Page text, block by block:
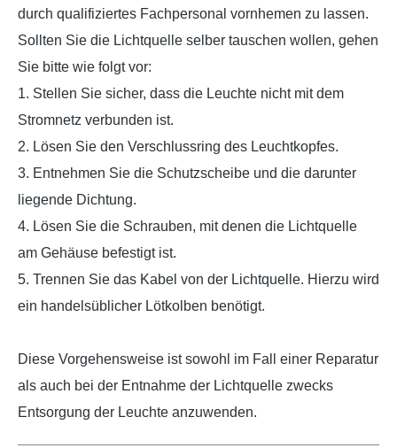
durch qualifiziertes Fachpersonal vornhemen zu lassen.
Sollten Sie die Lichtquelle selber tauschen wollen, gehen
Sie bitte wie folgt vor:
1. Stellen Sie sicher, dass die Leuchte nicht mit dem
Stromnetz verbunden ist.
2. Lösen Sie den Verschlussring des Leuchtkopfes.
3. Entnehmen Sie die Schutzscheibe und die darunter
liegende Dichtung.
4. Lösen Sie die Schrauben, mit denen die Lichtquelle
am Gehäuse befestigt ist.
5. Trennen Sie das Kabel von der Lichtquelle. Hierzu wird
ein handelsüblicher Lötkolben benötigt.
Diese Vorgehensweise ist sowohl im Fall einer Reparatur
als auch bei der Entnahme der Lichtquelle zwecks
Entsorgung der Leuchte anzuwenden.